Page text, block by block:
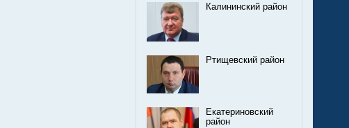
Калининский район
Ртищевский район
Екатериновский
район